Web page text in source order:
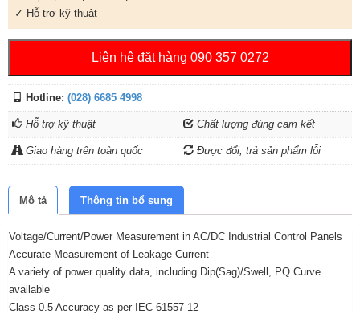
✓ Hỗ trợ kỹ thuật
Liên hệ đặt hàng 090 357 0272
Hotline: (028) 6685 4998
Hỗ trợ kỹ thuật Chất lượng đúng cam kết
Giao hàng trên toàn quốc Được đổi, trả sản phẩm lỗi
Mô tả Thông tin bổ sung
Voltage/Current/Power Measurement in AC/DC Industrial Control Panels
Accurate Measurement of Leakage Current
A variety of power quality data, including Dip(Sag)/Swell, PQ Curve
available
Class 0.5 Accuracy as per IEC 61557-12